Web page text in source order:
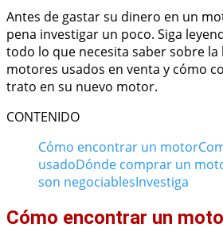
Antes de gastar su dinero en un
pena investigar un poco. Siga
todo lo que necesita saber sobre la
motores usados en venta y cómo
trato en su nuevo motor.
CONTENIDO
Cómo encontrar un motor
usadoDónde comprar un
son negociablesInvestiga
Cómo encontrar un